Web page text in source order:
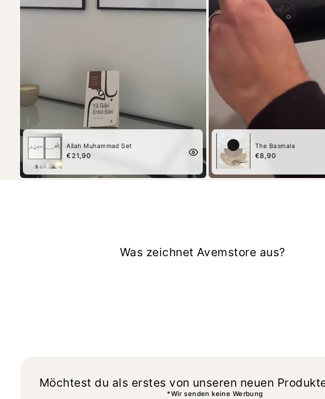
Allah Muhammad Set
€21,90
The Basmala
€8,90
Was zeichnet Avemstore aus?
Möchtest du als erstes von unseren neuen
*Wir senden keine Werbung